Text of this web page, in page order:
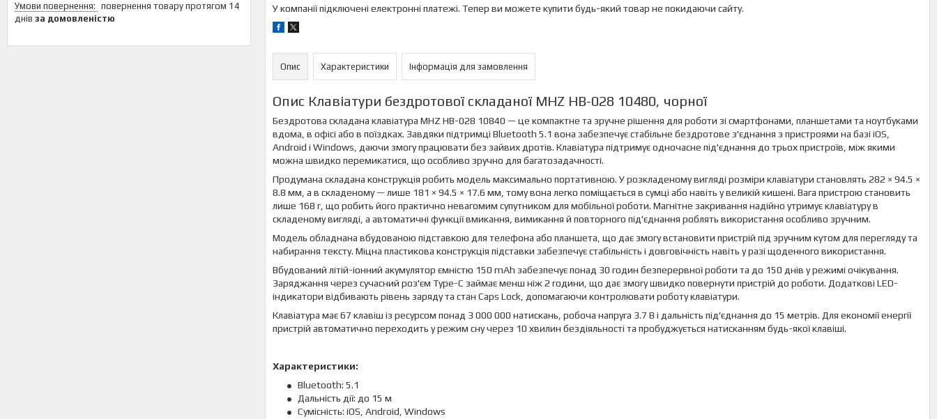
повернення товару протягом 14
днів за домовленістю
У компанії підключені електронні платежі. Тепер ви можете купити будь-який товар не покидаючи сайту.
Опис Характеристики Інформація для замовлення
Опис Клавіатури бездротової складаної MHZ HB-028 10480, чорної
Бездротова складана клавіатура MHZ HB-028 10840 — це компактне та зручне рішення для роботи зі смартфонами, планшетами та ноутбуками
вдома, в офісі або в поїздках. Завдяки підтримці Bluetooth 5.1 вона забезпечує стабільне бездротове з'єднання з пристроями на базі iOS,
Android і Windows, даючи змогу працювати без зайвих дротів. Клавіатура підтримує одночасне під'єднання до трьох пристроїв, між якими
можна швидко перемикатися, що особливо зручно для багатозадачності.
Продумана складана конструкція робить модель максимально портативною. У розкладеному вигляді розміри клавіатури становлять 282 × 94.5 ×
8.8 мм, а в складеному — лише 181 × 94.5 × 17.6 мм, тому вона легко поміщається в сумці або навіть у великій кишені. Вага пристрою становить
лише 168 г, що робить його практично невагомим супутником для мобільної роботи. Магнітне закривання надійно утримує клавіатуру в
складеному вигляді, а автоматичні функції вмикання, вимикання й повторного під'єднання роблять використання особливо зручним.
Модель обладнана вбудованою підставкою для телефона або планшета, що дає змогу встановити пристрій під зручним кутом для перегляду та
набирання тексту. Міцна пластикова конструкція підставки забезпечує стабільність і довговічність навіть у разі щоденного використання.
Вбудований літій-іонний акумулятор ємністю 150 mAh забезпечує понад 30 годин безперервної роботи та до 150 днів у режимі очікування.
Заряджання через сучасний роз'єм Type-C займає менш ніж 2 години, що дає змогу швидко повернути пристрій до роботи. Додаткові LED-
індикатори відбивають рівень заряду та стан Caps Lock, допомагаючи контролювати роботу клавіатури.
Клавіатура має 67 клавіш із ресурсом понад 3 000 000 натискань, робоча напруга 3.7 В і дальність під'єднання до 15 метрів. Для економії енергії
пристрій автоматично переходить у режим сну через 10 хвилин бездіяльності та пробуджується натисканням будь-якої клавіші.
Характеристики:
Bluetooth: 5.1
Дальність дії: до 15 м
Сумісність: iOS, Android, Windows